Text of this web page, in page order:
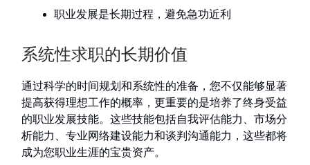
职业发展是长期过程，避免急功近利
系统性求职的长期价值
通过科学的时间规划和系统性的准备，您不仅能够显著
提高获得理想工作的概率，更重要的是培养了终身受益
的职业发展技能。这些技能包括自我评估能力、市场分
析能力、专业网络建设能力和谈判沟通能力，这些都将
成为您职业生涯的宝贵资产。